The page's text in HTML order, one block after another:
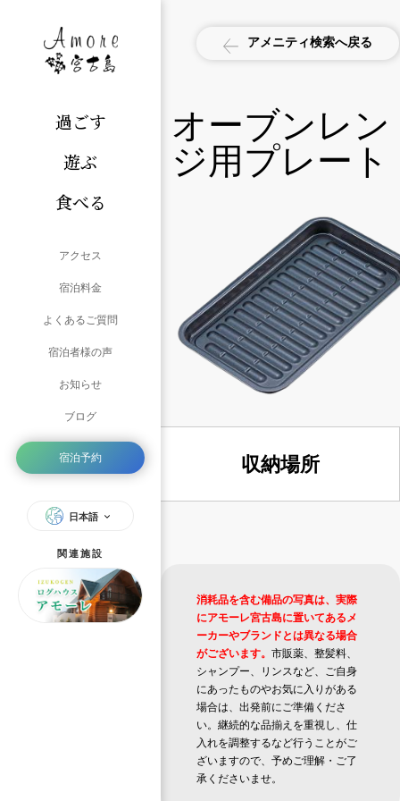
過ごす
遊ぶ
食べる
アクセス
宿泊料金
よくあるご質問
宿泊者様の声
お知らせ
ブログ
宿泊予約
日本語
関連施設
アメニティ検索へ戻る
オーブンレン
ジ用プレート
収納場所
消耗品を含む備品の写真は、実際
にアモーレ宮古島に置いてあるメ
ーカーやブランドとは異なる場合
がございます。 市販薬、整髪料、
シャンプー、リンスなど、ご自身
にあったものやお気に入りがある
場合は、出発前にご準備くださ
い。継続的な品揃えを重視し、仕
入れを調整するなど行うことがご
ざいますので、予めご理解・ご了
承くださいませ。